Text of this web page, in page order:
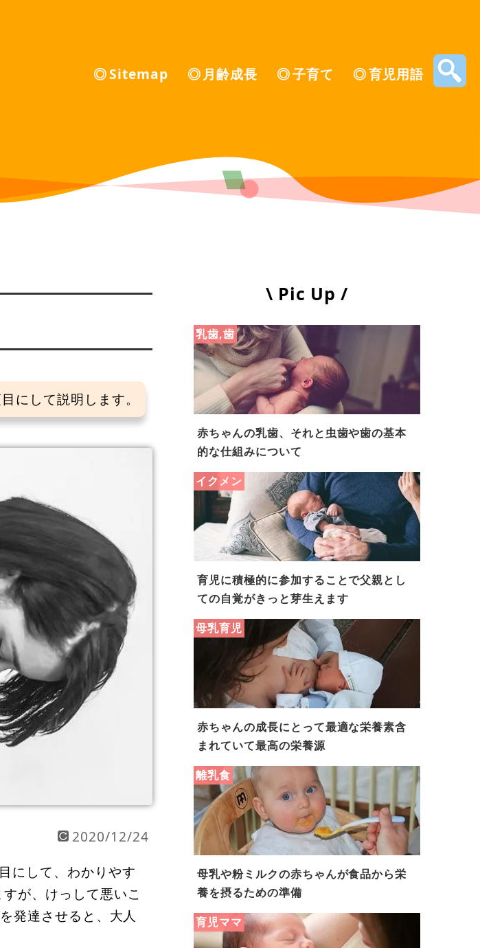
Sitemap 月齢成長 子育て 育児用語
にして説明します。
2020/12/24
にして、わかりやす
が、けっして悪いこ
発達させると、大人
\ Pic Up /
乳歯,歯
赤ちゃんの乳歯、それと虫歯や歯の基本
的な仕組みについて
イクメン
育児に積極的に参加することで父親とし
ての自覚がきっと芽生えます
母乳育児
赤ちゃんの成長にとって最適な栄養素含
まれていて最高の栄養源
離乳食
母乳や粉ミルクの赤ちゃんが食品から栄
養を摂るための準備
育児ママ